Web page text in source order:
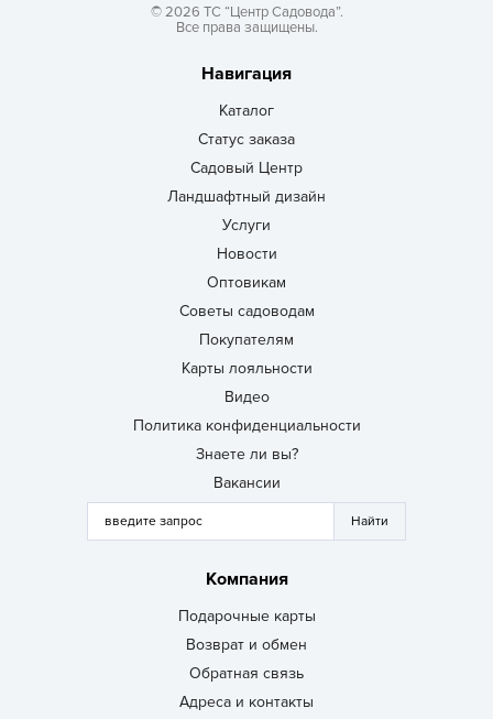
© 2026 ТС “Центр Садовода”.
Все права защищены.
Навигация
Каталог
Статус заказа
Садовый Центр
Ландшафтный дизайн
Услуги
Новости
Оптовикам
Советы садоводам
Покупателям
Карты лояльности
Видео
Политика конфиденциальности
Знаете ли вы?
Вакансии
Компания
Подарочные карты
Возврат и обмен
Обратная связь
Адреса и контакты